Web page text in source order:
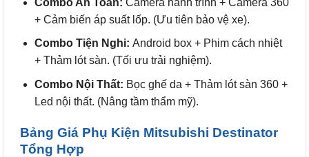
+ Cảm biến áp suất lốp. (Ưu tiên bảo vệ xe).
Combo Tiện Nghi: Android box + Phim cách nhiệt
+ Thảm lót sàn. (Tối ưu trải nghiệm).
Combo Nội Thất: Bọc ghế da + Thảm lót sàn 360 +
Led nội thất. (Nâng tầm thẩm mỹ).
Bảng Giá Phụ Kiện Mitsubishi Destinator
Tổng Hợp